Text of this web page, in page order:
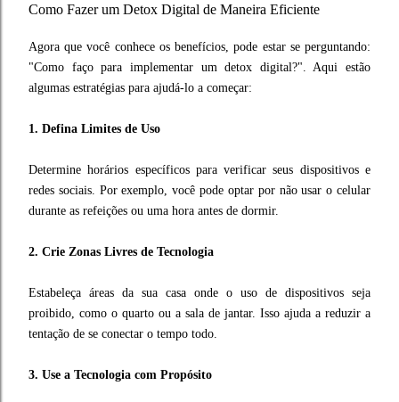
Como Fazer um Detox Digital de Maneira Eficiente
Agora que você conhece os benefícios, pode estar se perguntando:
"Como faço para implementar um detox digital?". Aqui estão
algumas estratégias para ajudá-lo a começar:
1. Defina Limites de Uso
Determine horários específicos para verificar seus dispositivos e
redes sociais. Por exemplo, você pode optar por não usar o celular
durante as refeições ou uma hora antes de dormir.
2. Crie Zonas Livres de Tecnologia
Estabeleça áreas da sua casa onde o uso de dispositivos seja
proibido, como o quarto ou a sala de jantar. Isso ajuda a reduzir a
tentação de se conectar o tempo todo.
3. Use a Tecnologia com Propósito